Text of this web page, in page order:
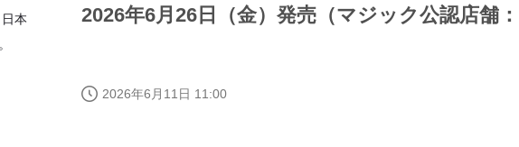
本
2026年6月26日（金）発売（マジック公認店舗
2026年6月11日 11:00